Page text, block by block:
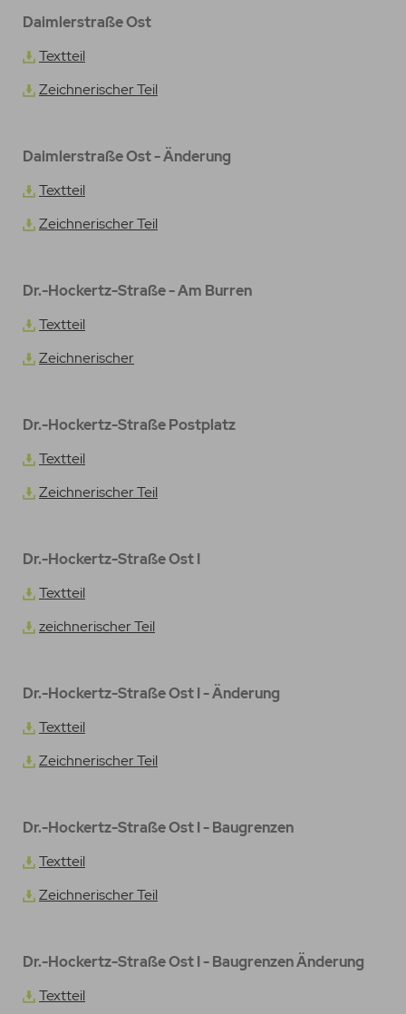
Daimlerstraße Ost
Textteil
Zeichnerischer Teil
Daimlerstraße Ost - Änderung
Textteil
Zeichnerischer Teil
Dr.-Hockertz-Straße - Am Burren
Textteil
Zeichnerischer
Dr.-Hockertz-Straße Postplatz
Textteil
Zeichnerischer Teil
Dr.-Hockertz-Straße Ost I
Textteil
zeichnerischer Teil
Dr.-Hockertz-Straße Ost I - Änderung
Textteil
Zeichnerischer Teil
Dr.-Hockertz-Straße Ost I - Baugrenzen
Textteil
Zeichnerischer Teil
Dr.-Hockertz-Straße Ost I - Baugrenzen Änderung
Textteil